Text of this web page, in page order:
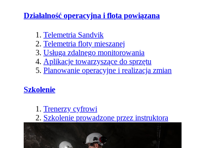
Działalność operacyjna i flota powiązana
Telemetria Sandvik
Telemetria floty mieszanej
Usługa zdalnego monitorowania
Aplikacje towarzyszące do sprzętu
Planowanie operacyjne i realizacja zmian
Szkolenie
Trenerzy cyfrowi
Szkolenie prowadzone przez instruktora